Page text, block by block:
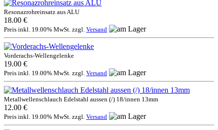
Resonazrohreinsatz aus ALU
18.00 €
Preis inkl. 19.00% MwSt. zzgl. Versand
Vorderachs-Wellengelenke
19.00 €
Preis inkl. 19.00% MwSt. zzgl. Versand
Metallwellenschlauch Edelstahl aussen (/) 18/innen 13mm
12.00 €
Preis inkl. 19.00% MwSt. zzgl. Versand